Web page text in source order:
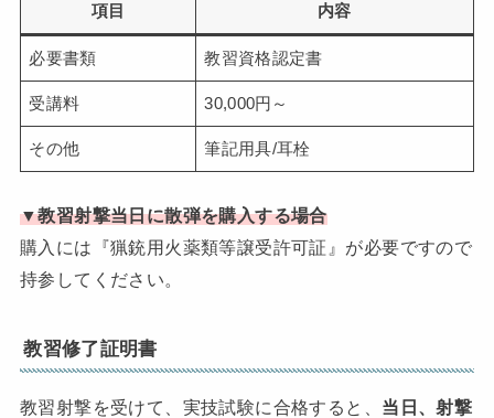
項目 内容
必要書類 教習資格認定書
受講料 30,000円～
その他 筆記用具/耳栓
▼教習射撃当日に散弾を購入する場合
購入には『猟銃用火薬類等譲受許可証』が必要ですので
持参してください。
教習修了証明書
教習射撃を受けて、実技試験に合格すると、 当日、射撃